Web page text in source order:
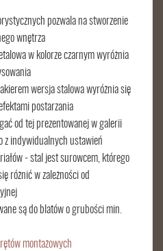
pozwala na stworzenie
wnętrza
w kolorze czarnym wyróżnia
wersja stalowa wyróżnia się
postarzania
od tej prezentowanej w galerii
z indywidualnych ustawień
- stal jest surowcem, którego
różnić w zależności od
są do blatów o grubości min.
montażowych